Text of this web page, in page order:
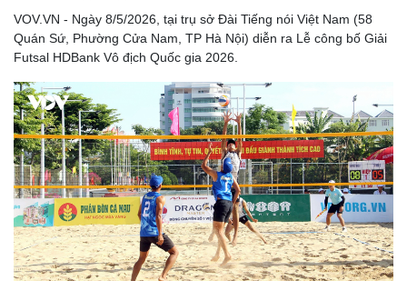
Sức khỏe
Dinh dưỡng - món ngon
Cây thuốc
Sản phụ khoa
Nhi khoa
Nam khoa
Làm đẹp - giảm cân
Phòng mạch online
Ăn sạch sống khỏe
Đời sống
Nhà đẹp
Blog
Tình yêu - Gia đình
VOV.VN - Ngày 8/5/2026, tại trụ sở Đài Tiếng nói Việt Nam (58
Quán Sứ, Phường Cửa Nam, TP Hà Nội) diễn ra Lễ công bố Giải
Futsal HDBank Vô địch Quốc gia 2026.